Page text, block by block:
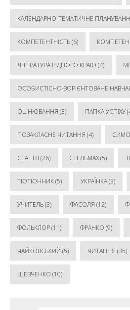
КАЛЕНДАРНО-ТЕМАТИЧНЕ
КОМПЕТЕНТНІСТЬ(6)
ЛІТЕРАТУРА РІДНОГО КРАЮ (4)
ОСОБИСТІСНО-ЗОРІЄНТОВАНЕ
ОЦІНЮВАННЯ (3) ПАПКА УСПІХУ
ПОЗАКЛАСНЕ ЧИТАННЯ (4)
СТАТТЯ (26) СТЕЛЬМАХ(5)
ТЮТЮННИК(5) УКРАЇНКА(3)
УЧИТЕЛЬ(3) ФАСОЛЯ (12)
ФОЛЬКЛОР(11) ФРАНКО (9)
ЧАЙКОВСЬКИЙ (5) ЧИТАННЯ (35)
ШЕВЧЕНКО (10)